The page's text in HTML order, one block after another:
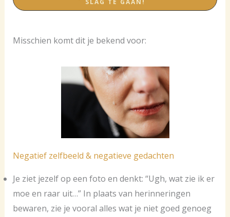
Misschien komt dit je bekend voor:
Negatief zelfbeeld & negatieve gedachten
Je ziet jezelf op een foto en denkt: “Ugh, wat zie ik er
moe en raar uit…” In plaats van herinneringen
bewaren, zie je vooral alles wat je niet goed genoeg